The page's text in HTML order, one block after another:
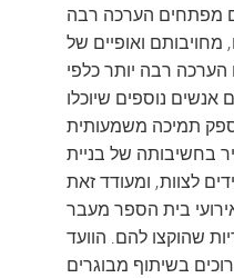
מפתחים הערכה רבה
מחויבותם ואופיים של
הערכה רבה יותר כלפי
אנשים נוספים שיוכלו
תמיכה משמעותית
בחשיבותה של בניית
לצוות, ומעודד זאת
בית הספר מעבר
שהוקצו להם. הוועד
בשיתוף מבוגרים